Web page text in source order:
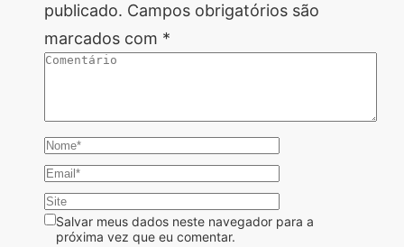
publicado. Campos obrigatórios são
marcados com *
Salvar meus dados neste navegador para a
próxima vez que eu comentar.